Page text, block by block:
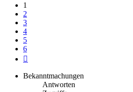
1
2
3
4
5
6
Bekanntmachungen
Antworten